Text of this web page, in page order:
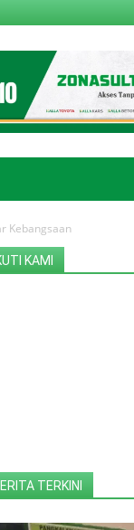
Kebangsaan
KAMI
TERKINI